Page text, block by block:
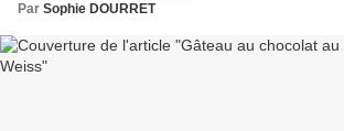
Par Sophie DOURRET